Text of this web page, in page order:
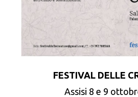
FESTIVAL DELLE
Assisi 8 e 9